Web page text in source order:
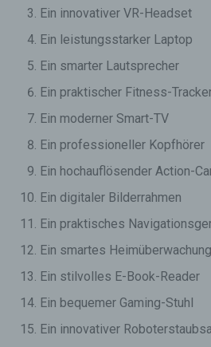
Ein innovativer VR-Headset
Ein leistungsstarker Laptop
Ein smarter Lautsprecher
Ein praktischer Fitness-
Ein moderner Smart-TV
Ein professioneller Kopfhörer
Ein hochauflösender Action-
Ein digitaler Bilderrahmen
Ein praktisches
Ein smartes
Ein stilvolles E-Book-Reader
Ein bequemer Gaming-Stuhl
Ein innovativer